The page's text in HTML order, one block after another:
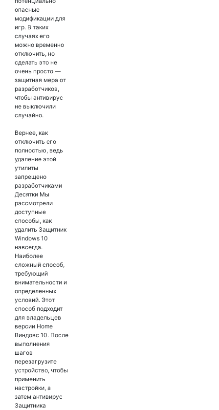
опасные
модификации для
игр. В таких
случаях его
можно временно
отключить, но
сделать это не
очень просто —
защитная мера от
разработчиков,
чтобы антивирус
не выключили
случайно.
Вернее, как
отключить его
полностью, ведь
удаление этой
утилиты
запрещено
разработчиками
Десятки Мы
рассмотрели
доступные
способы, как
удалить Защитник
Windows 10
навсегда.
Наиболее
сложный способ,
требующий
внимательности и
определенных
условий. Этот
способ подходит
для владельцев
версии Home
Виндовс 10. После
выполнения
шагов
перезагрузите
устройство, чтобы
применить
настройки, а
затем антивирус
Защитника